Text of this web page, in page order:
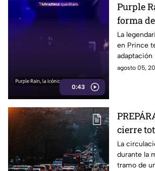
0:43
Purple
forma
historia
llegará
La
en Prince
adaptación
con un
agosto 05,
cierre
horario
La
durante la
tramo de